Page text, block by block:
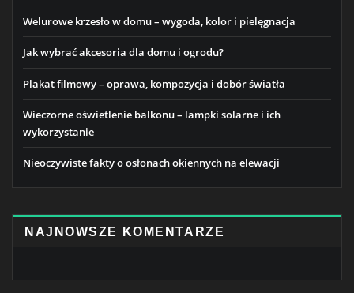
Welurowe krzesło w domu – wygoda, kolor i pielęgnacja
Jak wybrać akcesoria dla domu i ogrodu?
Plakat filmowy – oprawa, kompozycja i dobór światła
Wieczorne oświetlenie balkonu – lampki solarne i ich
wykorzystanie
Nieoczywiste fakty o osłonach okiennych na elewacji
NAJNOWSZE KOMENTARZE